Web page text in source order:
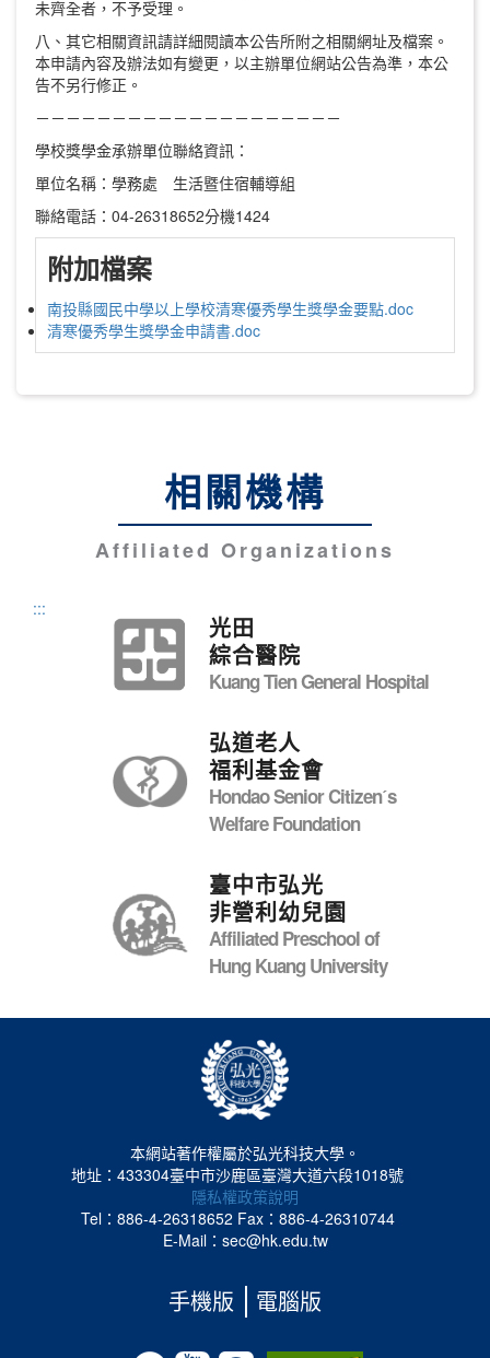
未齊全者，不予受理。
八、其它相關資訊請詳細閱讀本公告所附之相關網址及檔案。
本申請內容及辦法如有變更，以主辦單位網站公告為準，本公
告不另行修正。
－－－－－－－－－－－－－－－－－－－－
學校獎學金承辦單位聯絡資訊：
單位名稱：學務處 生活暨住宿輔導組
聯絡電話：04-26318652分機1424
附加檔案
南投縣國民中學以上學校清寒優秀學生獎學金要點.doc
清寒優秀學生獎學金申請書.doc
相關機構
Affiliated Organizations
:::
光田
綜合醫院
Kuang Tien General Hospital
弘道老人
福利基金會
Hondao Senior Citizenˊs
Welfare Foundation
臺中市弘光
非營利幼兒園
Affiliated Preschool of
Hung Kuang University
本網站著作權屬於弘光科技大學。
地址：433304臺中市沙鹿區臺灣大道六段1018號
隱私權政策說明
Tel：886-4-26318652 Fax：886-4-26310744
E-Mail：sec@hk.edu.tw
手機版 電腦版